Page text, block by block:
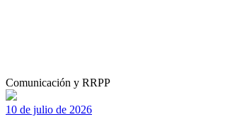
Comunicación y RRPP
10 de julio de 2026